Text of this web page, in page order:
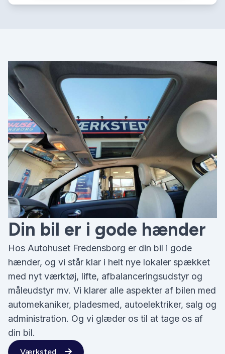
Din bil er i gode hænder
Hos Autohuset Fredensborg er din bil i gode
hænder, og vi står klar i helt nye lokaler spækket
med nyt værktøj, lifte, afbalanceringsudstyr og
måleudstyr mv. Vi klarer alle aspekter af bilen med
automekaniker, pladesmed, autoelektriker, salg og
administration. Og vi glæder os til at tage os af
din bil.
Værksted